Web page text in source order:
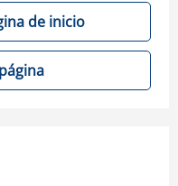
de inicio